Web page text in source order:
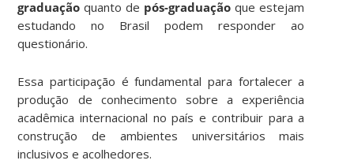
graduaçãoquanto de pós-graduação que estejam
estudando no Brasil podem responder ao
questionário.
Essa participação é fundamental para fortalecer a
produção de conhecimento sobre a experiência
acadêmica internacional no país e contribuir para a
construção de ambientes universitários mais
inclusivos e acolhedores.